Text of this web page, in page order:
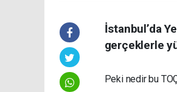
İstanbul’da
gerçeklerle
Peki nedir bu